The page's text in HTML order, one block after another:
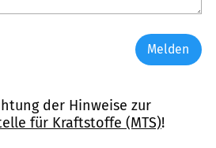
Melden
der Hinweise zur
für Kraftstoffe (MTS)!